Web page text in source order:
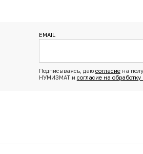
EMAIL
Подписываясь, даю согласиена
НУМИЗМАТ и согласие на